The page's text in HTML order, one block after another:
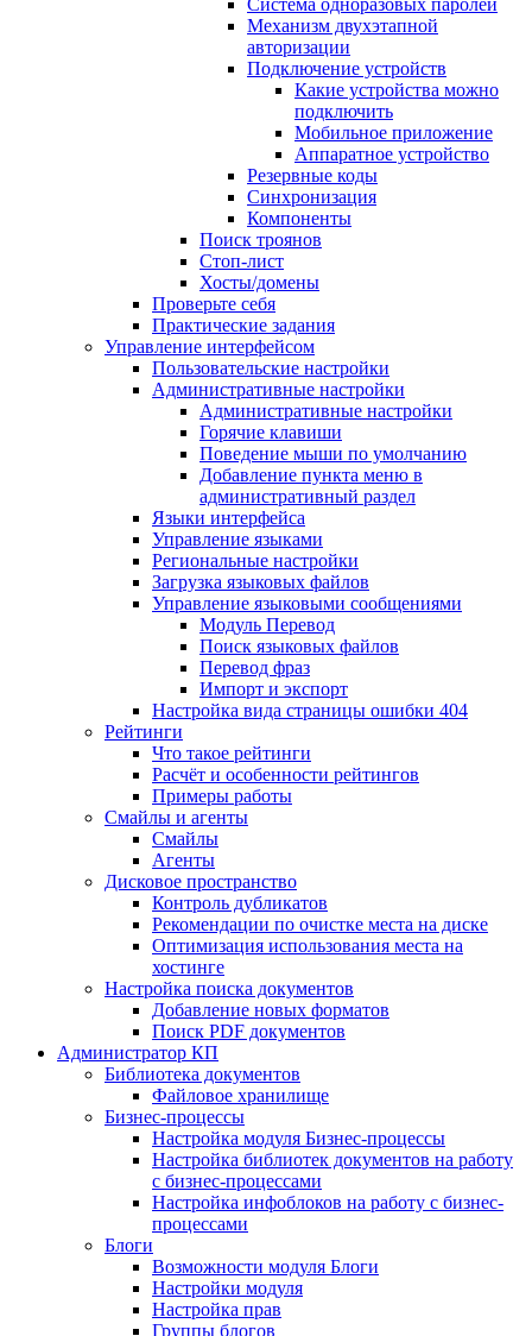
Система одноразовых паролей
Механизм двухэтапной
авторизации
Подключение устройств
Какие устройства можно
подключить
Мобильное приложение
Аппаратное устройство
Резервные коды
Синхронизация
Компоненты
Поиск троянов
Стоп-лист
Хосты/домены
Проверьте себя
Практические задания
Управление интерфейсом
Пользовательские настройки
Административные настройки
Административные настройки
Горячие клавиши
Поведение мыши по умолчанию
Добавление пункта меню в
административный раздел
Языки интерфейса
Управление языками
Региональные настройки
Загрузка языковых файлов
Управление языковыми сообщениями
Mодуль Перевод
Поиск языковых файлов
Перевод фраз
Импорт и экспорт
Настройка вида страницы ошибки 404
Рейтинги
Что такое рейтинги
Расчёт и особенности рейтингов
Примеры работы
Смайлы и агенты
Смайлы
Агенты
Дисковое пространство
Контроль дубликатов
Рекомендации по очистке места на диске
Оптимизация использования места на
хостинге
Настройка поиска документов
Добавление новых форматов
Поиск PDF документов
Администратор КП
Библиотека документов
Файловое хранилище
Бизнес-процессы
Настройка модуля Бизнес-процессы
Настройка библиотек документов на работу
с бизнес-процессами
Настройка инфоблоков на работу с бизнес-
процессами
Блоги
Возможности модуля Блоги
Настройки модуля
Настройка прав
Группы блогов